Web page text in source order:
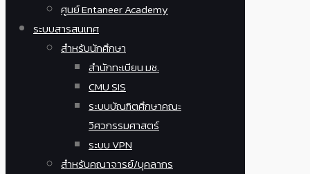
ศูนย์ Entaneer Academy
ระบบสารสนเทศ
สำหรับนักศึกษา
สำนักทะเบียน มช.
CMU SIS
ระบบบัณฑิตศึกษาคณะ
วิศวกรรมศาสตร์
ระบบ VPN
สำหรับคณาจารย์/บุคลากร